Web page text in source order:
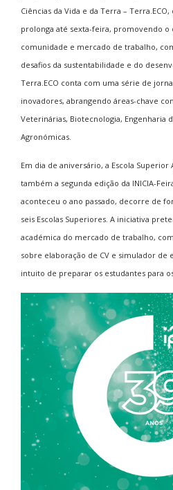
Ciências da Vida e da Terra –
prolonga até sexta-feira, promovendo o
comunidade e mercado de trabalho,
desafios da sustentabilidade e do
Terra.ECO conta com uma série de
inovadores, abrangendo áreas-chave
Veterinárias, Biotecnologia, Engenharia
Agronómicas.
Em dia de aniversário, a Escola Superior
também a segunda edição da INICIA-
aconteceu o ano passado, decorre de
seis Escolas Superiores. A iniciativa
académica do mercado de trabalho,
sobre elaboração de CV e simulador
intuito de preparar os estudantes para